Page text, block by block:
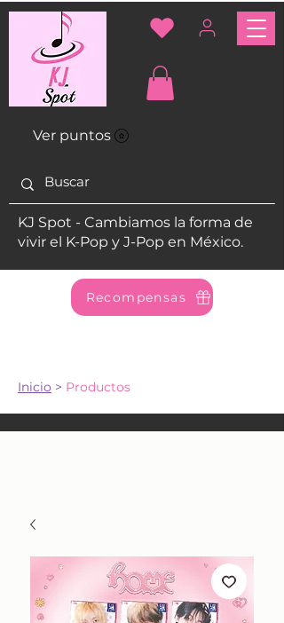
Ver puntos
KJ Spot - Cambiamos la forma de
vivir el K-Pop y J-Pop en México.
Recompensas
Inicio > Productos